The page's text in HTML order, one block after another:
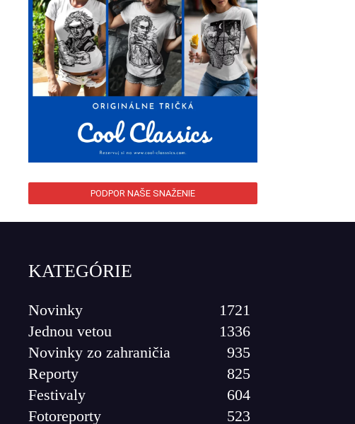
PODPOR NAŠE SNAŽENIE
KATEGÓRIE
Novinky
1721
Jednou vetou
1336
Novinky zo zahraničia
935
Reporty
825
Festivaly
604
Fotoreporty
523